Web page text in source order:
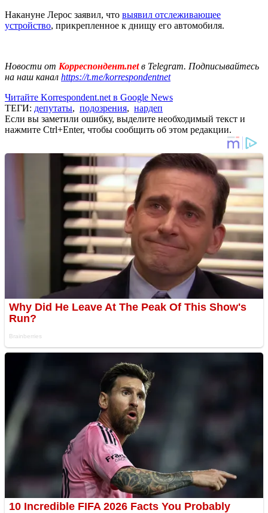
Накануне Лерос заявил, что выявил отслеживающее
устройство, прикрепленное к днищу его автомобиля.
Новости от Корреспондент.netв Telegram. Подписывайтесь
на наш канал https://t.me/korrespondentnet
Читайте Korrespondent.net в Google News
ТЕГИ: депутаты, подозрения, нардеп
Если вы заметили ошибку, выделите необходимый текст и
нажмите Ctrl+Enter, чтобы сообщить об этом редакции.